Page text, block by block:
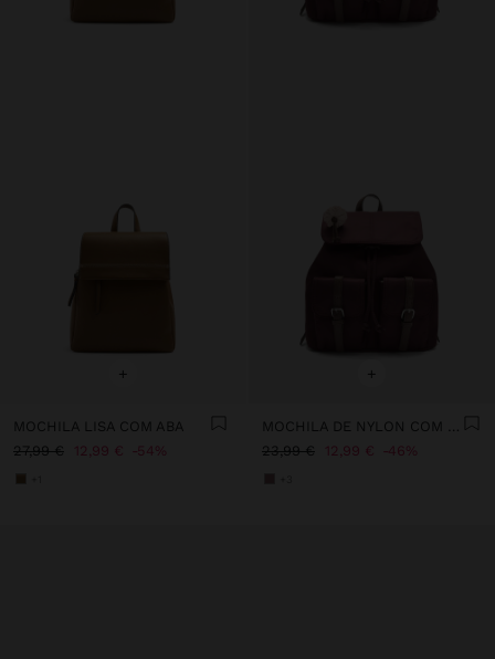
+
MOCHILA LISA COM ABA
27,99 €
12,99 € 54%
+
23,99 €
12,99 € 46%